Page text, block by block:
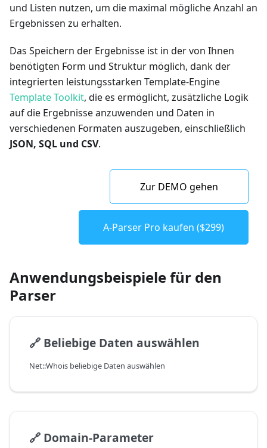
und Listen nutzen, um die maximal mögliche Anzahl an
Ergebnissen zu erhalten.
Das Speichern der Ergebnisse ist in der von Ihnen
benötigten Form und Struktur möglich, dank der
integrierten leistungsstarken Template-Engine
Template Toolkit, die es ermöglicht, zusätzliche Logik
auf die Ergebnisse anzuwenden und Daten in
verschiedenen Formaten auszugeben, einschließlich
JSON, SQL und CSV.
Zur DEMO gehen
A-Parser Pro kaufen ($299)
Anwendungsbeispiele für den
Parser
🔗 Beliebige Daten auswählen
Net::Whois beliebige Daten auswählen
🔗 Domain-Parameter